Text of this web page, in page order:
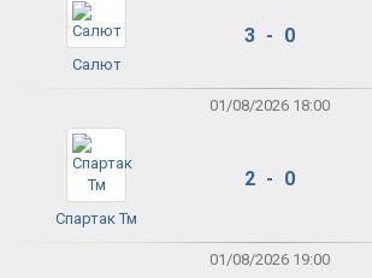
Салют
3 - 0
01/08/2026 18:00
Спартак Тм
2 - 0
01/08/2026 19:00